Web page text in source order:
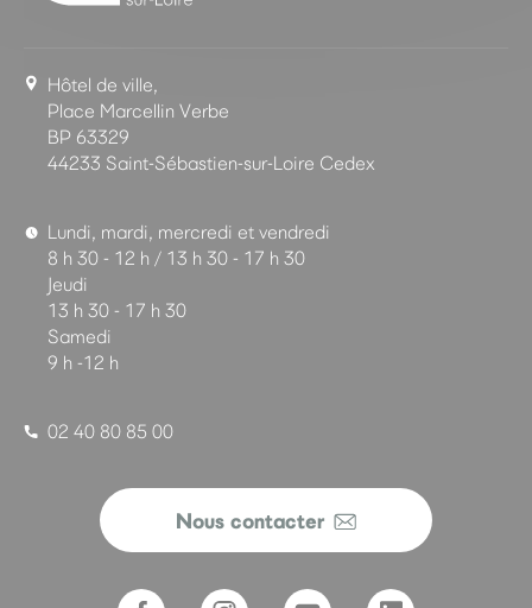
Hôtel de ville,
Place Marcellin Verbe
BP 63329
44233 Saint-Sébastien-sur-Loire Cedex
Lundi, mardi, mercredi et vendredi
8 h 30 - 12 h / 13 h 30 - 17 h 30
Jeudi
13 h 30 - 17 h 30
Samedi
9 h -12 h
02 40 80 85 00
Nous contacter